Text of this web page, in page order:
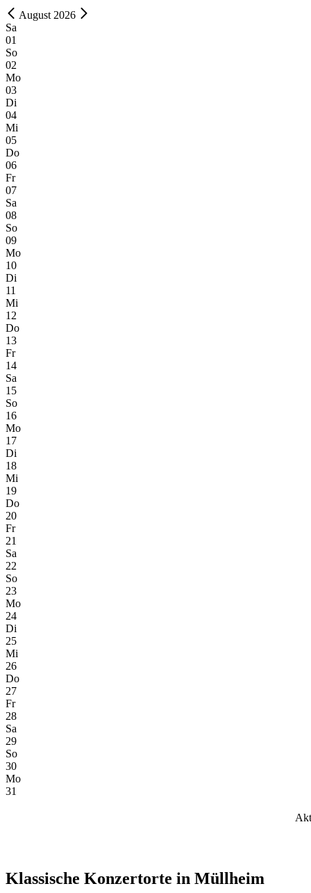
August 2026
Sa
01
So
02
Mo
03
Di
04
Mi
05
Do
06
Fr
07
Sa
08
So
09
Mo
10
Di
11
Mi
12
Do
13
Fr
14
Sa
15
So
16
Mo
17
Di
18
Mi
19
Do
20
Fr
21
Sa
22
So
23
Mo
24
Di
25
Mi
26
Do
27
Fr
28
Sa
29
So
30
Mo
31
Klassische Konzertorte in Müllheim